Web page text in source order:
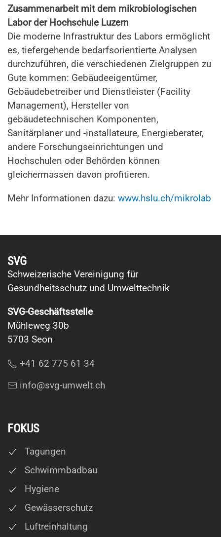
Zusammenarbeit mit dem mikrobiologischen
Labor der Hochschule Luzern
Die moderne Infrastruktur des Labors ermöglicht
es, tiefergehende bedarfsorientierte Analysen
durchzuführen, die verschiedenen Zielgruppen zu
Gute kommen: Gebäudeeigentümer,
Gebäudebetreiber und Dienstleister (Facility
Management), Hersteller von
gebäudetechnischen Komponenten,
Sanitärplaner und -installateure, Energieberater,
andere Forschungseinrichtungen und
Hochschulen oder Behörden können
gleichermassen davon profitieren.
Mehr Informationen dazu: www.hslu.ch/mikrolab
SVG
Schweizerische Vereinigung für
Gesundheitsschutz und Umwelttechnik
SVG-Geschäftsstelle
Mühleweg 30b
5703 Seon
+41 62 775 61 34
info@svg-umwelt.ch
FOKUS
Tagungen
Schwimmbadbau
Hygiene
Gewässerschutz
Luftreinhaltung